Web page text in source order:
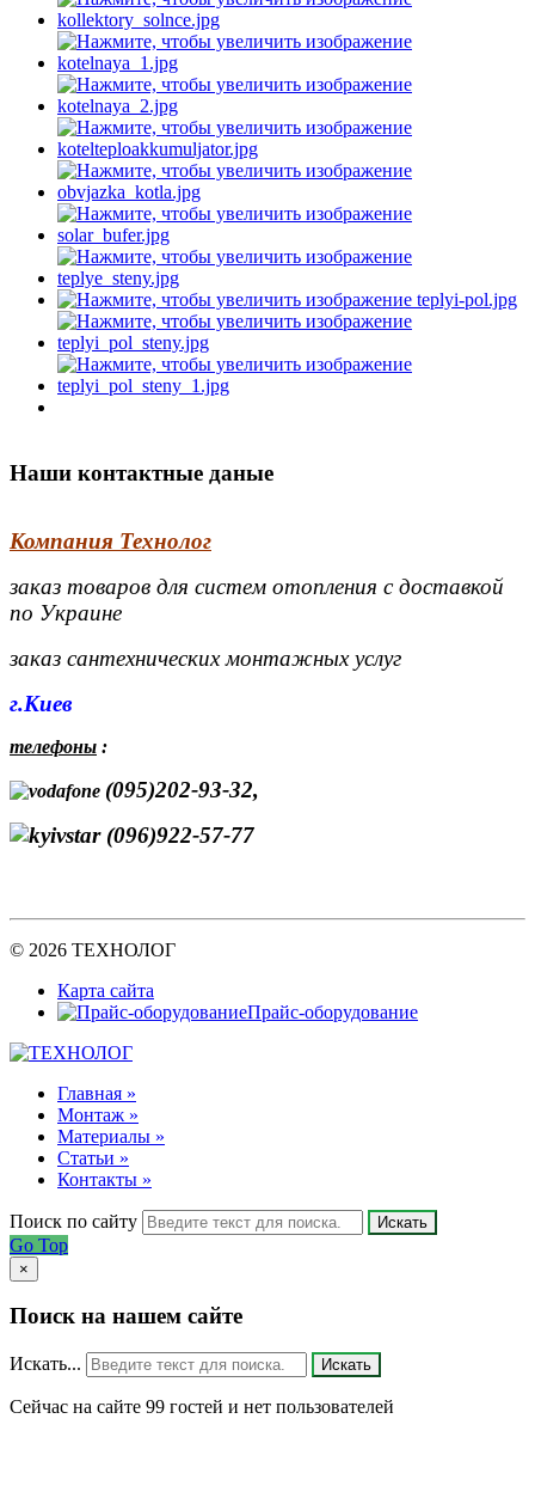
Наши контактные даные
Компания Технолог
заказ товаров для систем отопления с доставкой
по Украине
заказ сантехнических монтажных услуг
г.Киев
телефоны :
(095)202-93-32,
(096)922-57-77
© 2026 ТЕХНОЛОГ
Карта сайта
Прайс-оборудование
Главная »
Монтаж »
Материалы »
Статьи »
Контакты »
Поиск по сайту Искать
Go Top
×
Поиск на нашем сайте
Искать... Искать
Сейчас на сайте 99 гостей и нет пользователей